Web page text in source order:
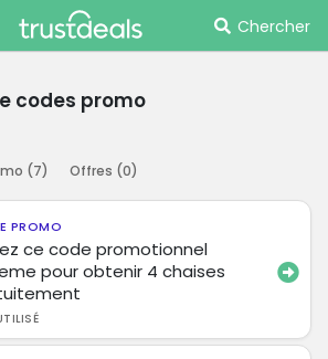
Chercher
codes promo
(7) Offres (0)
PROMO
ce code promotionnel
pour obtenir 4 chaises